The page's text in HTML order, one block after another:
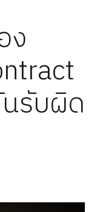
ง
รับผิด